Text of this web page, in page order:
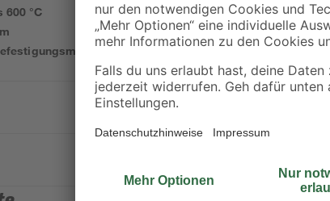
°C
an der Wand